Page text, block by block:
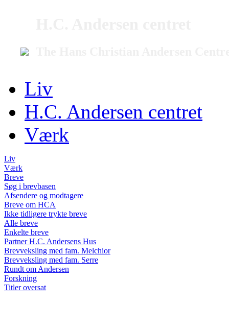
Liv
H.C. Andersen centret
Værk
Liv
Værk
Breve
Søg i brevbasen
Afsendere og modtagere
Breve om HCA
Ikke tidligere trykte breve
Alle breve
Enkelte breve
Partner H.C. Andersens Hus
Brevveksling med fam. Melchior
Brevveksling med fam. Serre
Rundt om Andersen
Forskning
Titler oversat